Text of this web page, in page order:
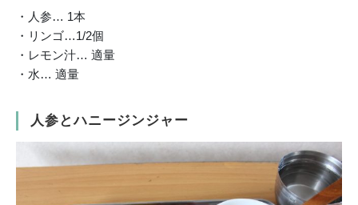
・人参… 1本
・リンゴ…1/2個
・レモン汁… 適量
・水… 適量
人参とハニージンジャー